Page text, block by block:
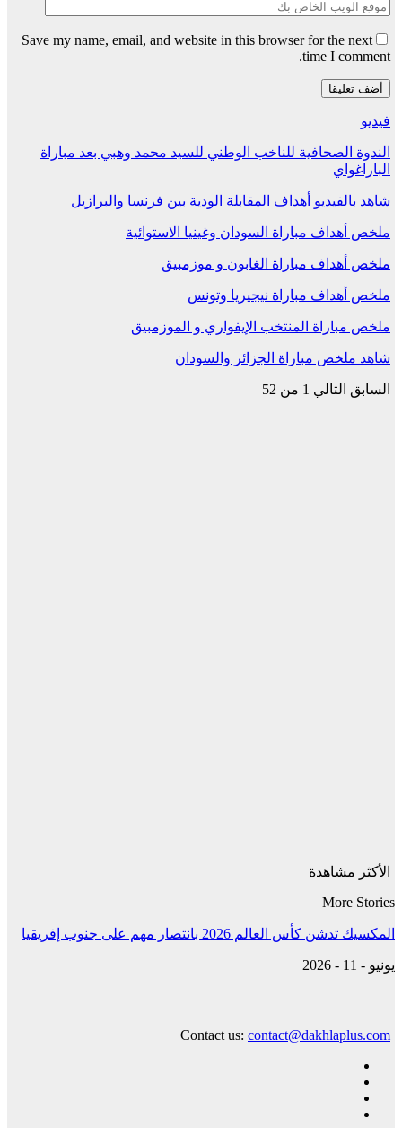
Save my name, email, and website in this browser for the next
time I comment.
فيديو
الندوة الصحافية للناخب الوطني للسيد محمد وهبي بعد مباراة
الباراغواي
شاهد بالفيديو أهداف المقابلة الودية بين فرنسا والبرازيل
ملخص أهداف مباراة السودان وغينيا الاستوائية
ملخص أهداف مباراة الغابون و موزمبيق
ملخص أهداف مباراة نيجيريا وتونس
ملخص مباراة المنتخب الإيفواري و الموزمبيق
شاهد ملخص مباراة الجزائر والسودان
السابق التالي 1 من 52
الأكثر مشاهدة
More Stories
المكسيك تدشن كأس العالم 2026 بانتصار مهم على جنوب إفريقيا
يونيو - 11 - 2026
Contact us: contact@dakhlaplus.com